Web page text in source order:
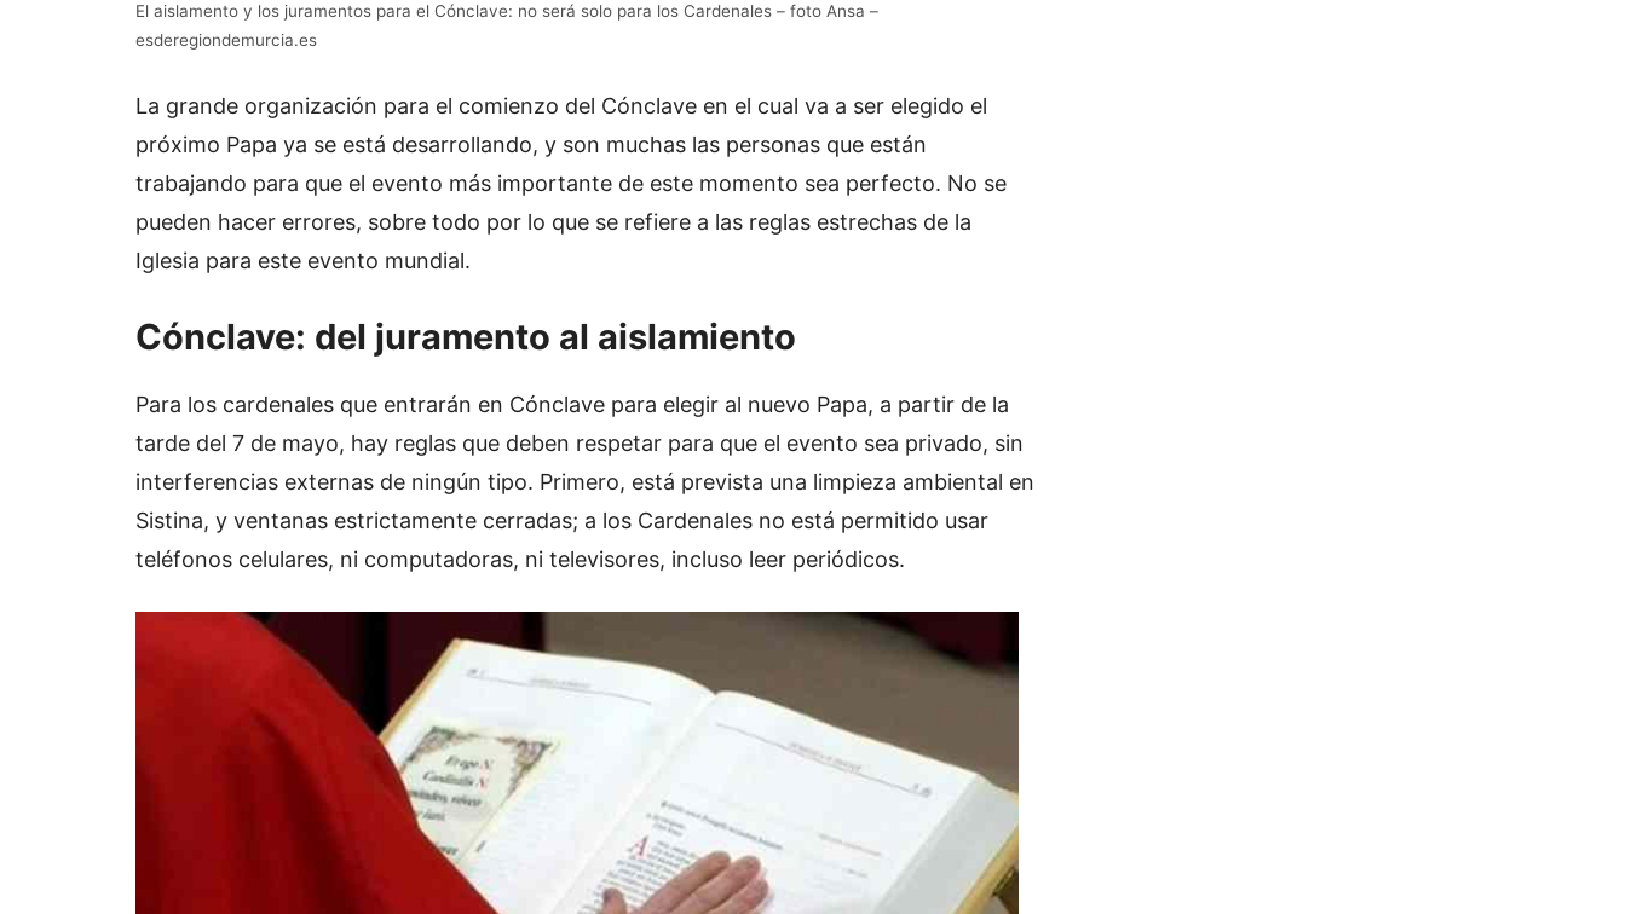
El aislamento y los juramentos para el Cónclave: no será solo para los Cardenales – foto Ansa –
esderegiondemurcia.es
La grande organización para el comienzo del Cónclave en el cual va a ser elegido el
próximo Papa ya se está desarrollando, y son muchas las personas que están
trabajando para que el evento más importante de este momento sea perfecto. No se
pueden hacer errores, sobre todo por lo que se refiere a las reglas estrechas de la
Iglesia para este evento mundial.
Cónclave: del juramento al aislamiento
Para los cardenales que entrarán en Cónclave para elegir al nuevo Papa, a partir de la
tarde del 7 de mayo, hay reglas que deben respetar para que el evento sea privado, sin
interferencias externas de ningún tipo. Primero, está prevista una limpieza ambiental en
Sistina, y ventanas estrictamente cerradas; a los Cardenales no está permitido usar
teléfonos celulares, ni computadoras, ni televisores, incluso leer periódicos.